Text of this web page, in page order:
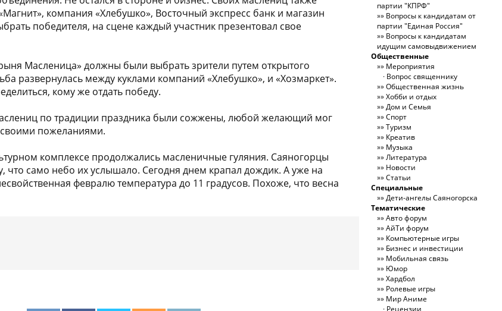
компания «Хлебушко», Восточный экспресс банк и магазин
победителя, на сцене каждый участник презентовал свое
Масленица» должны были выбрать зрители путем открытого
развернулась между куклами компаний «Хлебушко», и «Хозмаркет».
кому же отдать победу.
по традиции праздника были сожжены, любой желающий мог
своими пожеланиями.
комплексе продолжались масленичные гуляния. Саяногорцы
что само небо их услышало. Сегодня днем крапал дождик. А уже на
февралю температура до 11 градусов. Похоже, что весна
партии "КПРФ"
Вопросы к кандидатам от
партии "Единая Россия"
Вопросы к кандидатам
идущим самовыдвижением
Общественные
Мероприятия
Вопрос священнику
Общественная жизнь
Хобби и отдых
Дом и Семья
Спорт
Туризм
Креатив
Музыка
Литература
Новости
Статьи
Специальные
Дети-ангелы Саяногорска
Тематические
Авто форум
АйТи форум
Компьютерные игры
Бизнес и инвестиции
Мобильная связь
Юмор
Хардбол
Ролевые игры
Мир Аниме
Рецензии